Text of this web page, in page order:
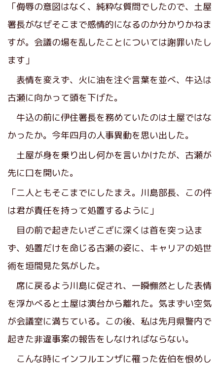
「侮辱の意図はなく、純粋な質問でしたので、土屋
署長がなぜそこまで感情的になるのか分かりかねま
すが。会議の場を乱したことについては謝罪いたし
ます」
表情を変えず、火に油を注ぐ言葉を並べ、牛込は
古瀬に向かって頭を下げた。
牛込の前に伊住署長を務めていたのは土屋ではな
かったか。今年四月の人事異動を思い出した。
土屋が身を乗り出し何かを言いかけたが、古瀬が
先に口を開いた。
「二人ともそこまでにしたまえ。川島部長、この件
は君が責任を持って処置するように」
目の前で起きたいざこざに深くは首を突っ込ま
ず、処置だけを命じる古瀬の姿に、キャリアの処世
術を垣間見た気がした。
席に戻るよう川島に促され、一瞬憮然とした表情
を浮かべると土屋は演台から離れた。気まずい空気
が会議室に満ちている。この後、私は先月県警内で
起きた非違事案の報告をしなければならない。
こんな時にインフルエンザに罹った佐伯を恨めし